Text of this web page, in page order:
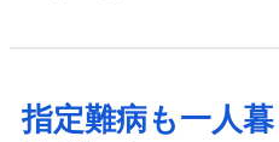
指定難病も一人